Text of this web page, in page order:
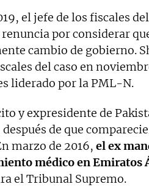
el jefe de los fiscales
renuncia por considerar
cambio de gobierno.
del caso en
liderado por la PML-N.
y expresidente de
de que
marzo de 2016, el ex
médico en Emiratos
el Tribunal Supremo.